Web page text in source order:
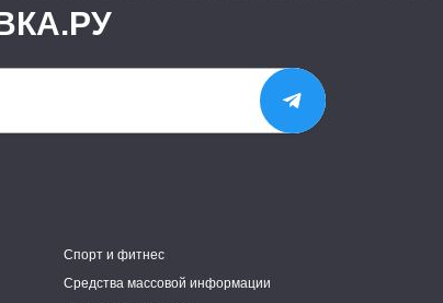
Спорт и фитнес
Средства массовой информации